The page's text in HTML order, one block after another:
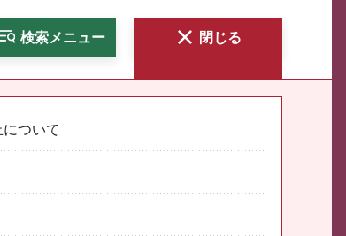
検索メニュー 閉じる
ついて